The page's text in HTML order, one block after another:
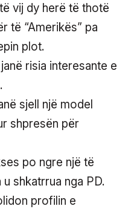
vij dy herë të thotë
të “Amerikës” pa
plot.
risia interesante e
sjell një model
shpresën për
po ngre një të
shkatrrua nga PD.
profilin e